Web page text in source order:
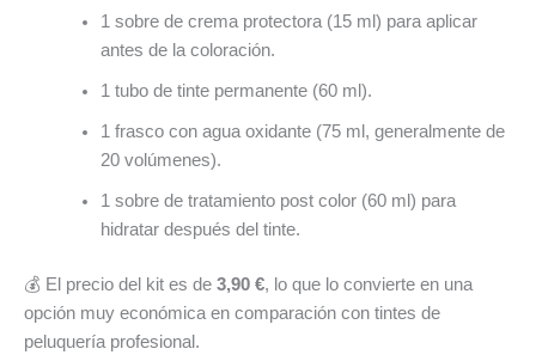
1 sobre de crema protectora (15 ml) para aplicar
antes de la coloración.
1 tubo de tinte permanente (60 ml).
1 frasco con agua oxidante (75 ml, generalmente de
20 volúmenes).
1 sobre de tratamiento post color (60 ml) para
hidratar después del tinte.
💰 El precio del kit es de 3,90 €, lo que lo convierte en una
opción muy económica en comparación con tintes de
peluquería profesional.